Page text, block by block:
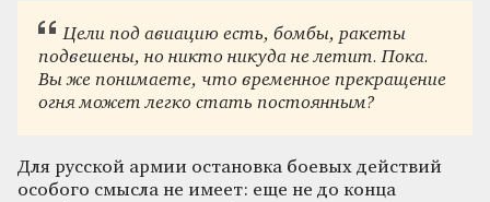
Цели под авиацию есть, бомбы, ракеты
подвешены, но никто никуда не летит. Пока.
Вы же понимаете, что временное прекращение
огня может легко стать постоянным?
Для русской армии остановка боевых действий
особого смысла не имеет: еще не до конца